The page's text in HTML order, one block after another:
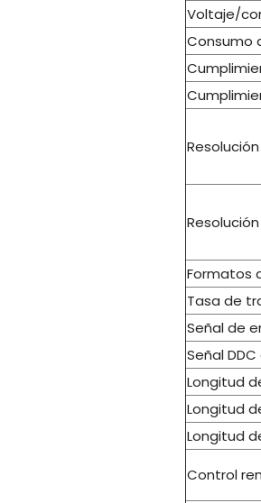
Voltaje/
Consumo
Formatos
Tasa de
Señal de
Señal
Longitud
Longitud
Longitud
Control